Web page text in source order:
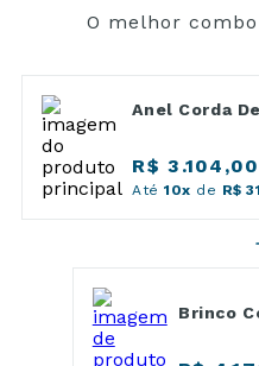
O melhor
Anel Corda
R$ 3.104,00
Até10x de R$
Brinco